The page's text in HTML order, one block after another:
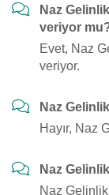
Naz
veriyor
Evet, Naz
veriyor.
Naz
Hayır, Naz
Naz
Naz